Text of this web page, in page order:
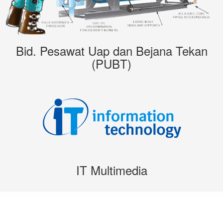
Bid. Pesawat Uap dan Bejana Tekan
(PUBT)
IT Multimedia